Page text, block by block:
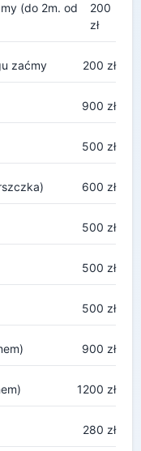
(do 2m. od
200
zł
zaćmy 200 zł
900 zł
500 zł
600 zł
500 zł
500 zł
500 zł
900 zł
1200 zł
280 zł